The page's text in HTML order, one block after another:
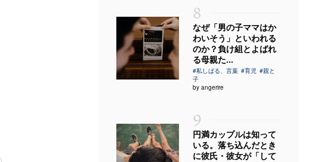
8
なぜ「男の子ママはか
わいそう」といわれる
のか？負け組とよばれ
る母親た...
#私しばる、言葉 #育児 #親と
子
by angerire
9
円満カップルは知って
いる。落ち込んだとき
に彼氏・彼女が「して